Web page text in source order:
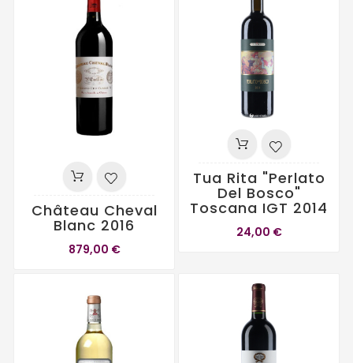
Château Cheval
Blanc 2016
879,00 €
Tua Rita "Perlato
Del Bosco"
Toscana IGT 2014
24,00 €